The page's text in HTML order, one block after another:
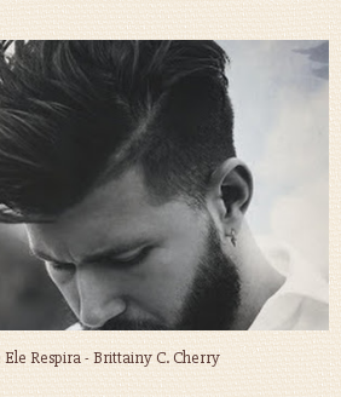
Ele Respira - Brittainy C. Cherry